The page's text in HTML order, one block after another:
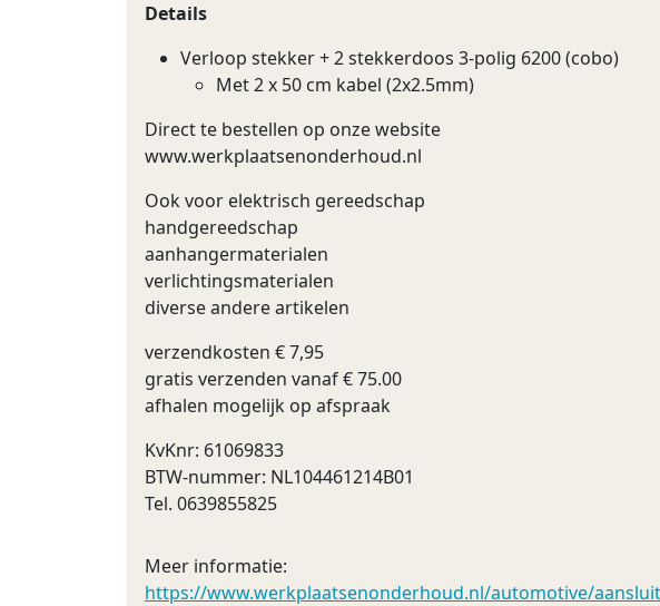
Details
Verloop stekker + 2 stekkerdoos 3-polig 6200 (cobo)
Met 2 x 50 cm kabel (2x2.5mm)
Direct te bestellen op onze website
www.werkplaatsenonderhoud.nl
Ook voor elektrisch gereedschap
handgereedschap
aanhangermaterialen
verlichtingsmaterialen
diverse andere artikelen
verzendkosten € 7,95
gratis verzenden vanaf € 75.00
afhalen mogelijk op afspraak
KvKnr: 61069833
BTW-nummer: NL104461214B01
Tel. 0639855825
Meer informatie:
https://www.werkplaatsenonderhoud.nl/automotive/